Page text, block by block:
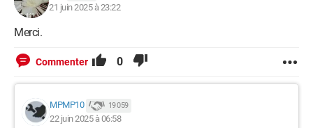
21 juin 2025 à 23:22
Merci.
Commenter 0
MPMP10 19 059
22 juin 2025 à 06:58